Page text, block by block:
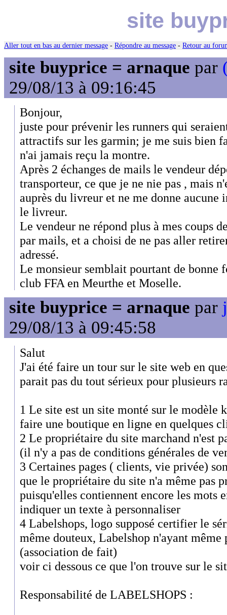
site
Aller tout en bas au dernier message - Répondre au message - Retour au
site buyprice = arnaque par
29/08/13 à 09:16:45
Bonjour,
juste pour prévenir les runners qui
attractifs sur les garmin; je me suis bien
n'ai jamais reçu la montre.
Après 2 échanges de mails le vendeur
transporteur, ce que je ne nie pas , mais
auprès du livreur et ne me donne
le livreur.
Le vendeur ne répond plus à mes coups
par mails, et a choisi de ne pas aller
adressé.
Le monsieur semblait pourtant de bonne
club FFA en Meurthe et Moselle.
site buyprice = arnaque par
29/08/13 à 09:45:58
Salut
J'ai été faire un tour sur le site web en
parait pas du tout sérieux pour plusieurs
1 Le site est un site monté sur le modèle
faire une boutique en ligne en quelques
2 Le propriétaire du site marchand n'est
(il n'y a pas de conditions générales de
3 Certaines pages ( clients, vie privée)
que le propriétaire du site n'a même pas
puisqu'elles contiennent encore les mots
indiquer un texte à personnaliser
4 Labelshops, logo supposé certifier le
même douteux, Labelshop n'ayant
(association de fait)
voir ci dessous ce que l'on trouve sur le
Responsabilité de LABELSHOPS :